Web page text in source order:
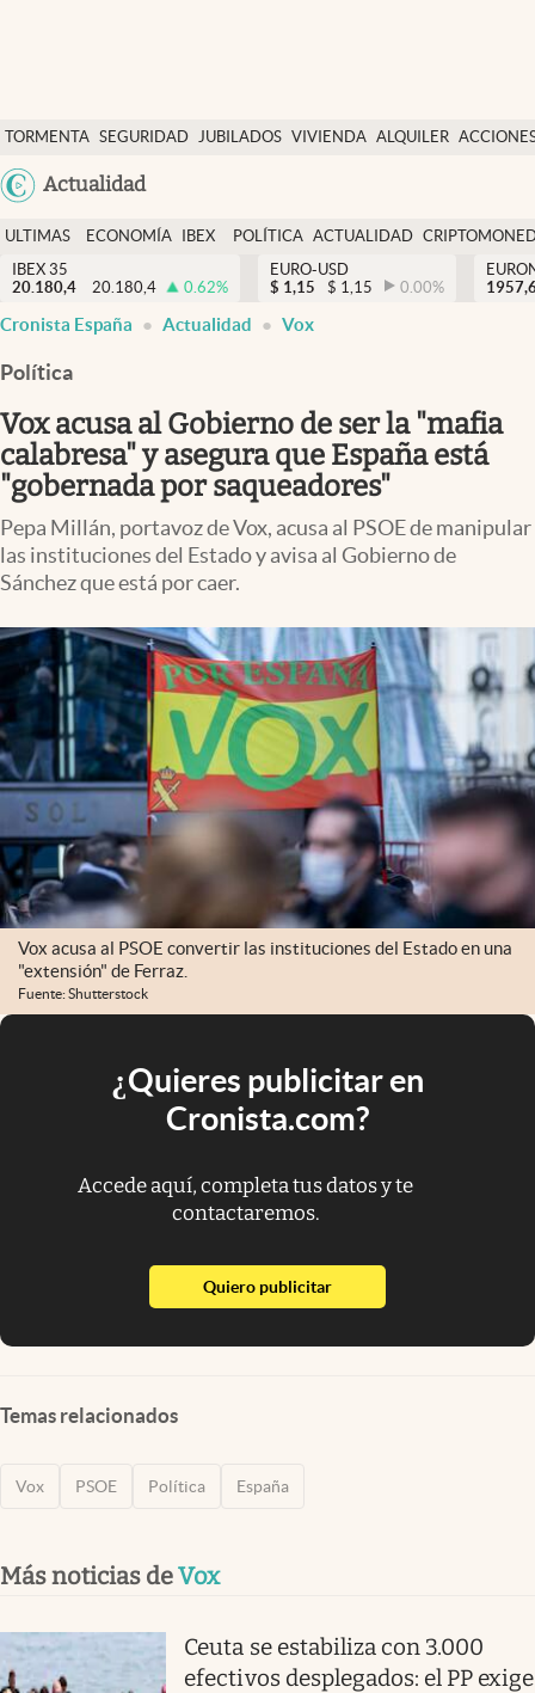
TORMENTA SEGURIDAD JUBILADOS VIVIENDA ALQUILER
USA
Actualidad
Economía y finanzas
Política
Actualidad
Criptomonedas
España
ULTIMAS
NOTICIAS
ECONOMÍA
FINANZAS
IBEX
EURO
POLÍTICA ACTUALIDAD
IBEX 35
20.180,4
20.180,4 0.62%
EURO-USD
$ 1,15 $ 1,15 0.00%
Cronista España Actualidad Vox
Política
Vox acusa al Gobierno de ser la "mafia
calabresa" y asegura que España está
"gobernada por saqueadores"
Pepa Millán, portavoz de Vox, acusa al PSOE de manipular
las instituciones del Estado y avisa al Gobierno de
Sánchez que está por caer.
Vox acusa al PSOE convertir las instituciones del Estado en una
"extensión" de Ferraz.
Fuente: Shutterstock
¿Quieres publicitar en
Cronista.com?
Accede aquí, completa tus datos y te
contactaremos.
Quiero publicitarabre en nueva pestaña
Temas relacionados
Vox PSOE Política España
Más noticias deVox
Ceuta se estabiliza con 3.000
efectivos desplegados: el PP exige